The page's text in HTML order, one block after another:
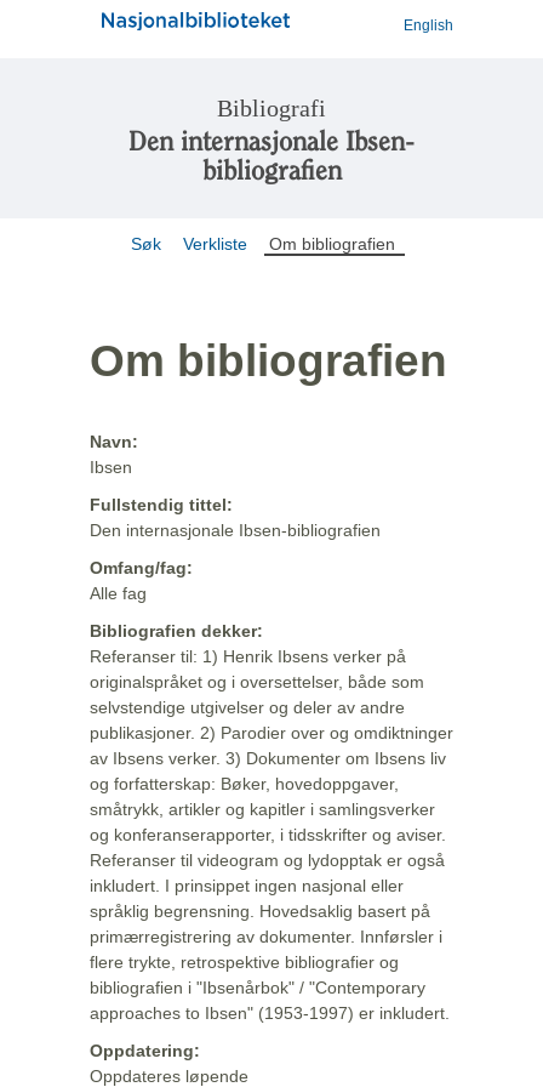
English
Bibliografi
Den internasjonale Ibsen-
bibliografien
Søk Verkliste Om bibliografien
Om bibliografien
Navn:
Ibsen
Fullstendig tittel:
Den internasjonale Ibsen-bibliografien
Omfang/fag:
Alle fag
Bibliografien dekker:
Referanser til: 1) Henrik Ibsens verker på
originalspråket og i oversettelser, både som
selvstendige utgivelser og deler av andre
publikasjoner. 2) Parodier over og omdiktninger
av Ibsens verker. 3) Dokumenter om Ibsens liv
og forfatterskap: Bøker, hovedoppgaver,
småtrykk, artikler og kapitler i samlingsverker
og konferanserapporter, i tidsskrifter og aviser.
Referanser til videogram og lydopptak er også
inkludert. I prinsippet ingen nasjonal eller
språklig begrensning. Hovedsaklig basert på
primærregistrering av dokumenter. Innførsler i
flere trykte, retrospektive bibliografier og
bibliografien i "Ibsenårbok" / "Contemporary
approaches to Ibsen" (1953-1997) er inkludert.
Oppdatering:
Oppdateres løpende